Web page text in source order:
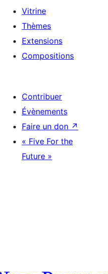
Vitrine
Thèmes
Extensions
Compositions
Contribuer
Évènements
Faire un don ↗
« Five For the
Future »